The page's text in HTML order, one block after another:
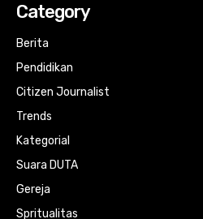
Category
Berita
Pendidikan
Citizen Journalist
Trends
Kategorial
Suara DUTA
Gereja
Spritualitas